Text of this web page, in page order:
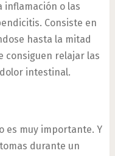
inflamación o las
Consiste en
hasta la mitad
consiguen relajar las
intestinal.
es muy importante. Y
durante un